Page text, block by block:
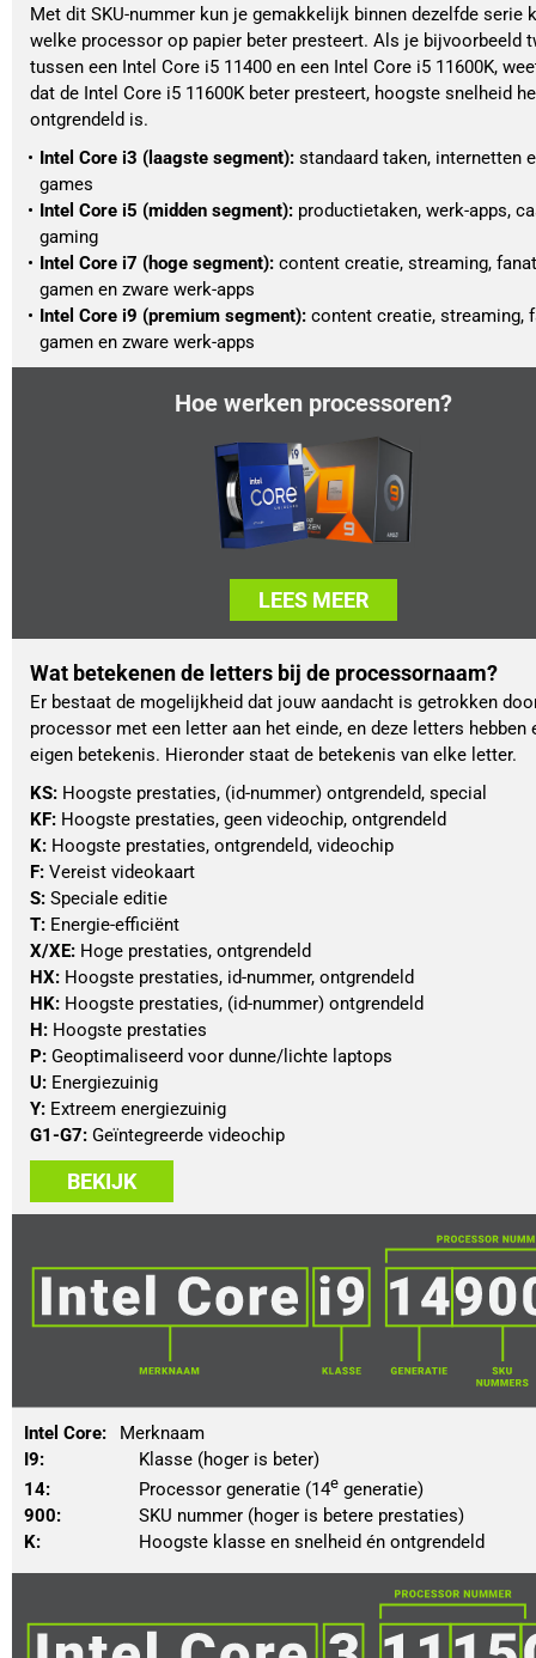
Met dit SKU-nummer kun je gemakkelijk binnen dezelfde serie
welke processor op papier beter presteert. Als je bijvoorbeeld
tussen een Intel Core i5 11400 en een Intel Core i5 11600K,
dat de Intel Core i5 11600K beter presteert, hoogste snelheid
ontgrendeld is.
Intel Core i3 (laagste segment): standaard taken, internetten
games
Intel Core i5 (midden segment): productietaken, werk-apps,
gaming
Intel Core i7 (hoge segment): content creatie, streaming,
gamen en zware werk-apps
Intel Core i9 (premium segment): content creatie, streaming,
gamen en zware werk-apps
Hoe werken processoren?
LEES MEER
Wat betekenen de letters bij de processornaam?
Er bestaat de mogelijkheid dat jouw aandacht is getrokken
processor met een letter aan het einde, en deze letters hebben
eigen betekenis. Hieronder staat de betekenis van elke letter.
KS: Hoogste prestaties, (id-nummer) ontgrendeld, special
KF: Hoogste prestaties, geen videochip, ontgrendeld
K: Hoogste prestaties, ontgrendeld, videochip
F: Vereist videokaart
S: Speciale editie
T: Energie-efficiënt
X/XE: Hoge prestaties, ontgrendeld
HX: Hoogste prestaties, id-nummer, ontgrendeld
HK: Hoogste prestaties, (id-nummer) ontgrendeld
H: Hoogste prestaties
P: Geoptimaliseerd voor dunne/lichte laptops
U: Energiezuinig
Y: Extreem energiezuinig
G1-G7: Geïntegreerde videochip
BEKIJK
Intel Core:
	Merknaam
I9:
					Klasse (hoger is beter)
14:
					Processor generatie (14
e generatie)
900:
				SKU nummer (hoger is betere prestaties)
K:
					Hoogste klasse en snelheid én ontgrendeld